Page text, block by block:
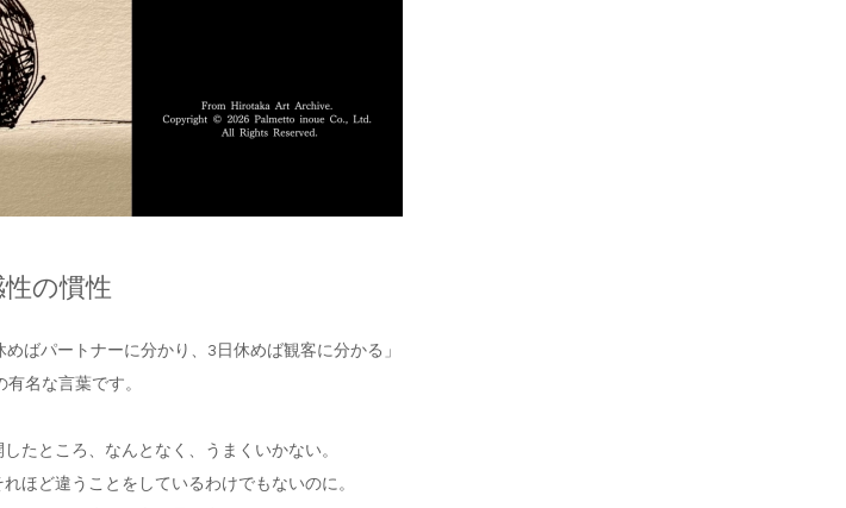
性の慣性
ばパートナーに分かり、3日休めば観客に分かる」
名な言葉です。
たところ、なんとなく、うまくいかない。
ほど違うことをしているわけでもないのに。